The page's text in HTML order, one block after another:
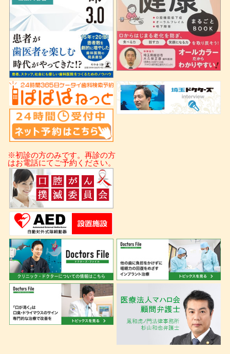
※初診の方のみです。再診の方
はお電話にてご予約ください。